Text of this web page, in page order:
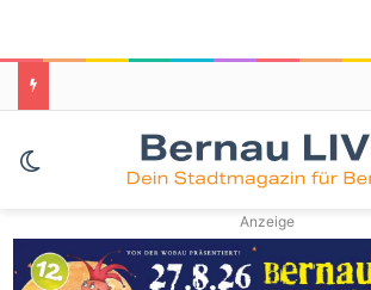
Skin umschalten
Anzeige